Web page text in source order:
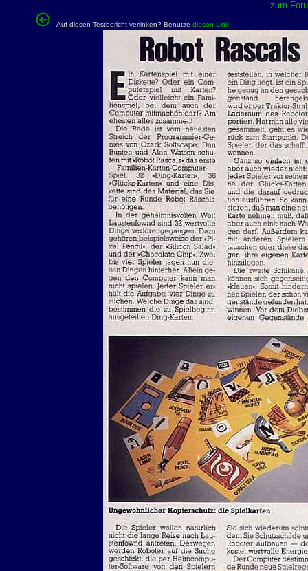
zum
Auf diesen Testbericht verlinken? Benutze diesen Link!